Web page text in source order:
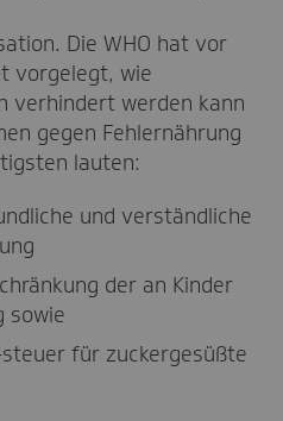
Die WHO hat vor
vorgelegt, wie
verhindert werden kann
gegen Fehlernährung
lauten:
und verständliche
der an Kinder
sowie
für zuckergesüßte